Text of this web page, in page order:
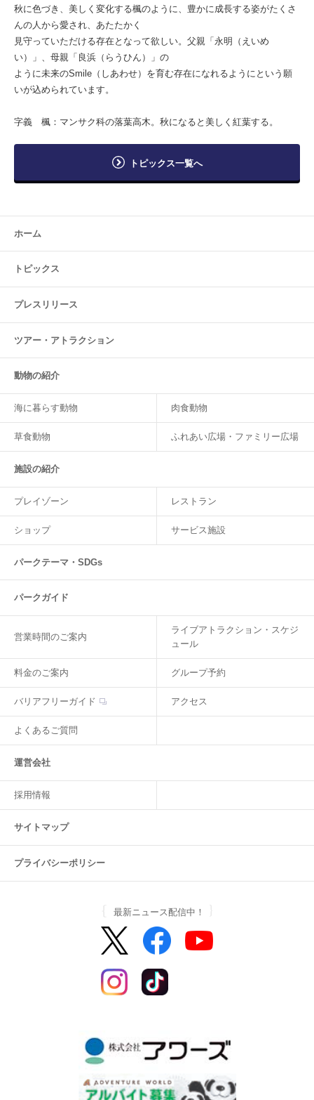
秋に色づき、美しく変化する楓のように、豊かに成長する姿がたくさ
んの人から愛され、あたたかく
見守っていただける存在となって欲しい。父親「永明（えいめ
い）」、母親「良浜（らうひん）」の
ように未来のSmile（しあわせ）を育む存在になれるようにという願
いが込められています。
字義 楓：マンサク科の落葉高木。秋になると美しく紅葉する。
トピックス一覧へ
ホーム
トピックス
プレスリリース
ツアー・ アトラクション
動物の紹介
海に暮らす動物 肉食動物
草食動物 ふれあい広場・ファミリー広場
施設の紹介
プレイゾーン レストラン
ショップ サービス施設
パークテーマ・SDGs
パークガイド
営業時間のご案内
ライブアトラクション・スケジ
ュール
料金のご案内 グループ予約
バリアフリーガイド アクセス
よくあるご質問
運営会社
採用情報
サイトマップ
プライバシーポリシー
最新ニュース配信中！